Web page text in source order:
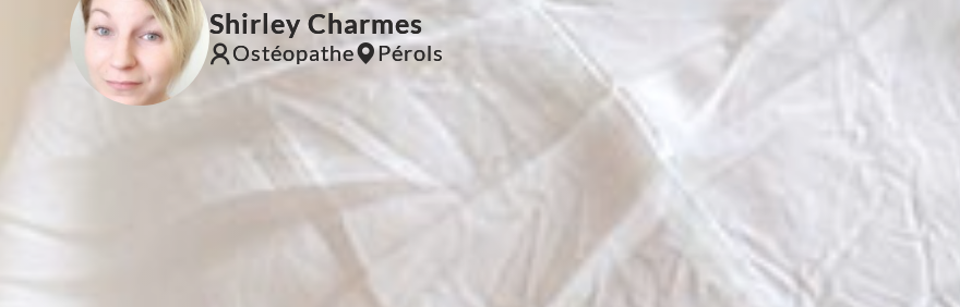
Shirley Charmes
Ostéopathe Pérols